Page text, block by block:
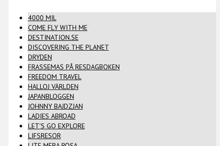
4000 MIL
COME FLY WITH ME
DESTINATION.SE
DISCOVERING THE PLANET
DRYDEN
FRASSEMAS PÅ RESDAGBOKEN
FREEDOM TRAVEL
HALLOJ VÄRLDEN
JAPANBLOGGEN
JOHNNY BAJDZJAN
LADIES ABROAD
LET'S GO EXPLORE
LIFSRESOR